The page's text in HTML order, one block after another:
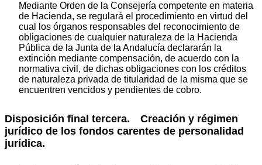
Mediante Orden de la Consejería competente en materia
de Hacienda, se regulará el procedimiento en virtud del
cual los órganos responsables del reconocimiento de
obligaciones de cualquier naturaleza de la Hacienda
Pública de la Junta de la Andalucía declararán la
extinción mediante compensación, de acuerdo con la
normativa civil, de dichas obligaciones con los créditos
de naturaleza privada de titularidad de la misma que se
encuentren vencidos y pendientes de cobro.
Disposición final tercera. Creación y régimen
jurídico de los fondos carentes de personalidad
jurídica.